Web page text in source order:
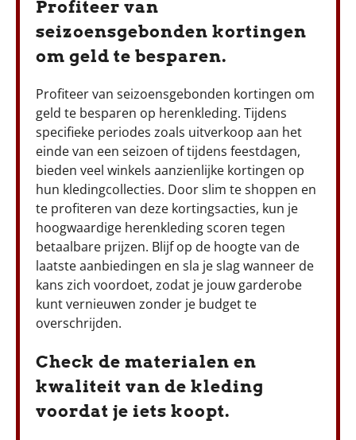
Profiteer van
seizoensgebonden kortingen
om geld te besparen.
Profiteer van seizoensgebonden kortingen om
geld te besparen op herenkleding. Tijdens
specifieke periodes zoals uitverkoop aan het
einde van een seizoen of tijdens feestdagen,
bieden veel winkels aanzienlijke kortingen op
hun kledingcollecties. Door slim te shoppen en
te profiteren van deze kortingsacties, kun je
hoogwaardige herenkleding scoren tegen
betaalbare prijzen. Blijf op de hoogte van de
laatste aanbiedingen en sla je slag wanneer de
kans zich voordoet, zodat je jouw garderobe
kunt vernieuwen zonder je budget te
overschrijden.
Check de materialen en
kwaliteit van de kleding
voordat je iets koopt.